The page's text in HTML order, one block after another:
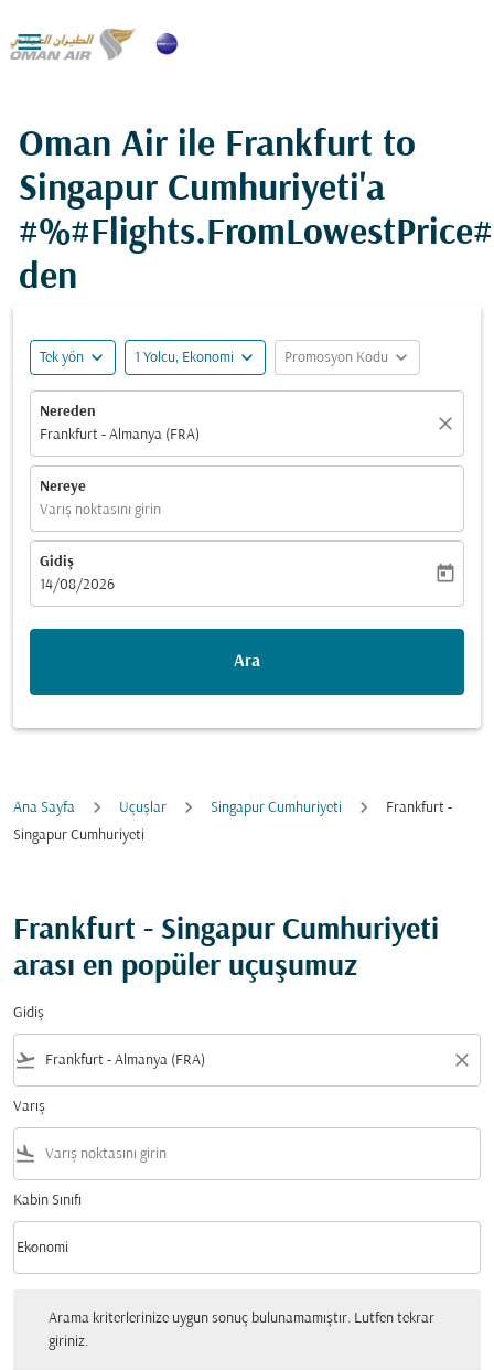

Oman Air ile Frankfurt to
Singapur Cumhuriyeti'a
den
Tek yön expand_more 1 Yolcu, Ekonomi expand_more Promosyon Kodu expand_more
Nereden
Frankfurt - Almanya (FRA)
close
Nereye
Varış noktasını girin
Gidiş
fc-booking-departure-date-aria-label
14/08/2026
today
Ara
Ana Sayfa Uçuşlar Singapur Cumhuriyeti
Frankfurt -
Singapur Cumhuriyeti
Frankfurt - Singapur Cumhuriyeti
arası en popüler uçuşumuz
Gidiş
flight_takeoff close
Varış
flight_land
Kabin Sınıfı
Kabin Sınıfı option Ekonomi Selected
Ekonomi
keyboard_arrow_down
Arama kriterlerinize uygun sonuç bulunamamıştır. Lutfen tekrar
giriniz.